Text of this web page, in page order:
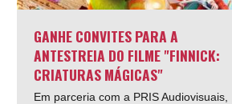
GANHE CONVITES PARA A
ANTESTREIA DO FILME "FINNICK:
CRIATURAS MÁGICAS"
Em parceria com a PRIS Audiovisuais,